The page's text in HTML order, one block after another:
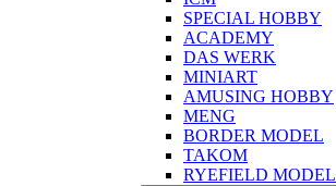
SPECIAL HOBBY
ACADEMY
DAS WERK
MINIART
AMUSING HOBBY
MENG
BORDER MODEL
TAKOM
RYEFIELD MODEL